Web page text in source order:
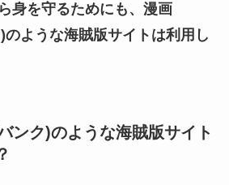
身を守るためにも、漫画
ような海賊版サイトは利用し
ンク)のような海賊版サイト